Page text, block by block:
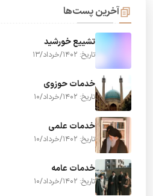
آخرین پست‌ها
تشییع خورشید
تاریخ: 1402/خرداد/13
خدمات حوزوی
تاریخ: 1402/خرداد/10
خدمات علمی
تاریخ: 1402/خرداد/10
خدمات عامه
تاریخ: 1402/خرداد/10